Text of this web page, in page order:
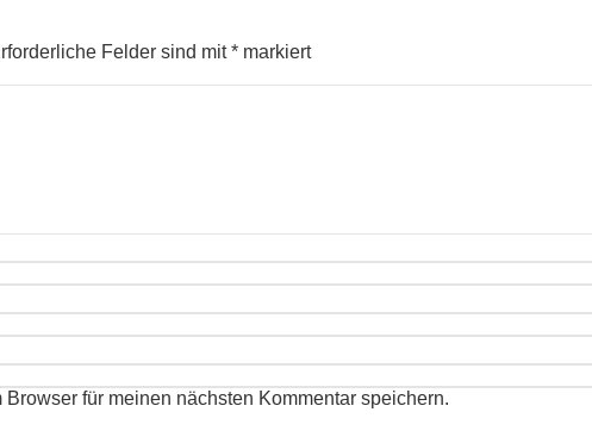
Felder sind mit* markiert
für meinen nächsten Kommentar speichern.